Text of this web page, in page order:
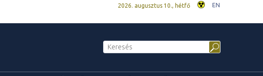
2026. augusztus 10., hétfő EN